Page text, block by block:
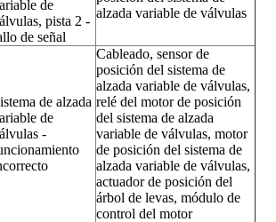
de
pista 2 -
de señal
alzada variable de válvulas
de alzada
de
-
Cableado, sensor de
posición del sistema de
alzada variable de válvulas,
relé del motor de posición
del sistema de alzada
variable de válvulas, motor
de posición del sistema de
alzada variable de válvulas,
actuador de posición del
árbol de levas, módulo de
control del motor